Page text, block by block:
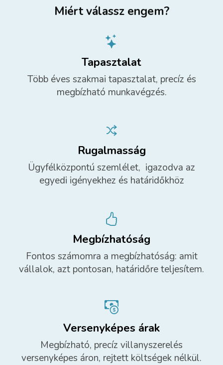
Miért válassz engem?
Tapasztalat
Több éves szakmai tapasztalat, precíz és
megbízható munkavégzés.
Rugalmasság
Ügyfélközpontú szemlélet, igazodva az
egyedi igényekhez és határidőkhöz
Megbízhatóság
Fontos számomra a megbízhatóság: amit
vállalok, azt pontosan, határidőre teljesítem.
Versenyképes árak
Megbízható, precíz villanyszerelés
versenyképes áron, rejtett költségek nélkül.